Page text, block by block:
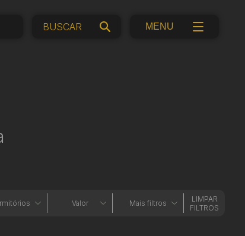
MENU
Valor Mais filtros
LIMPAR
FILTROS